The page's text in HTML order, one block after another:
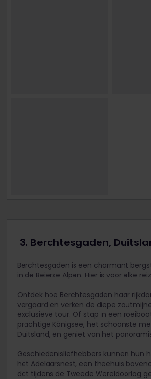
3. Berchtesgaden,
Berchtesgaden is een charmant
in de Beierse Alpen. Hier is voor elke
Ontdek hoe Berchtesgaden haar
vergaard en verken de diepe
exclusieve tour. Of stap in een
prachtige Königsee, het schoonste
Duitsland, en geniet van het
Geschiedenisliefhebbers kunnen hun
het Adelaarsnest, een theehuis
dat tijdens de Tweede Wereldoorlog